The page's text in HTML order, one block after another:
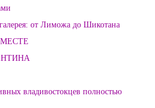
от Лиможа до Шикотана
владивостокцев полностью